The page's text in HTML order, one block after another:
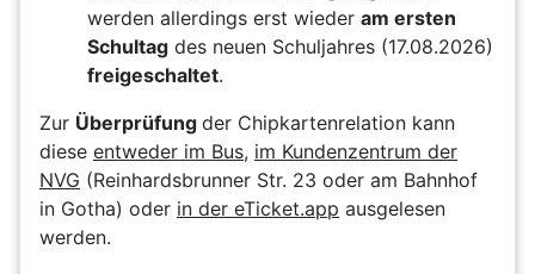
werden allerdings erst wieder am ersten
Schultag des neuen Schuljahres (17.08.2026)
freigeschaltet.
Zur Überprüfung der Chipkartenrelation kann
diese entweder im Bus, im Kundenzentrum der
NVG (Reinhardsbrunner Str. 23 oder am Bahnhof
in Gotha) oder in der eTicket.app ausgelesen
werden.